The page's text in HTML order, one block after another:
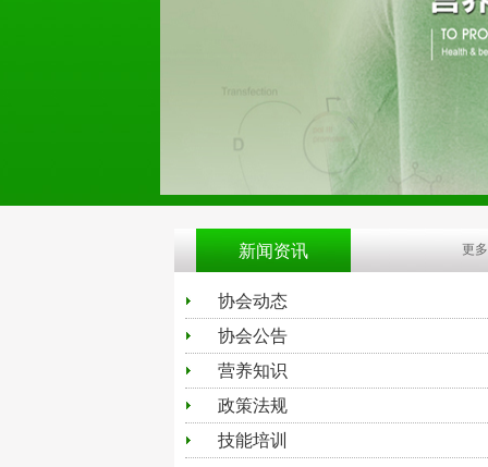
新闻资讯 更
协会动态
协会公告
营养知识
政策法规
技能培训